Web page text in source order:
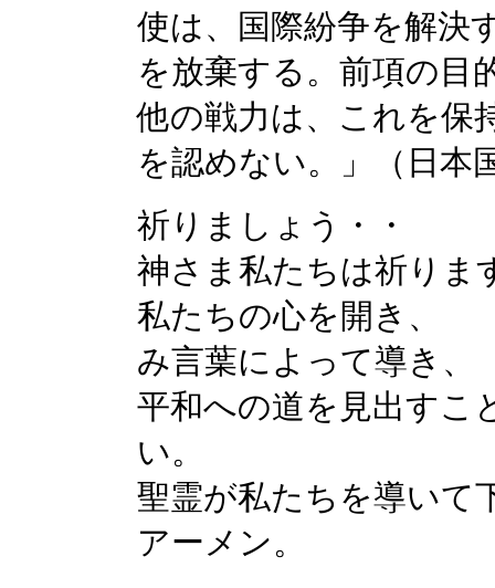
使は、国際紛争を解決
を放棄する。前項の目
他の戦力は、これを保
を認めない。」（日本
祈りましょう・・
神さま私たちは祈りま
私たちの心を開き、
み言葉によって導き、
平和への道を見出すこ
い。
聖霊が私たちを導いて
アーメン。